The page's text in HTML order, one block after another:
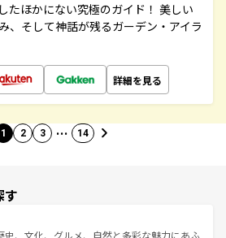
たほかにない究極のガイド！ 美しい
、そして神話が残るガーデン・アイラ
詳細を見る
1 2 3 … 14
す
史、文化、グルメ、自然と多彩な魅力にあふ